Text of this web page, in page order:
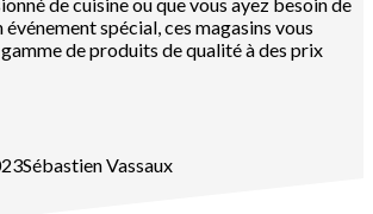
spécial, ces magasins vous
de produits de qualité à des prix
SébastienVassaux